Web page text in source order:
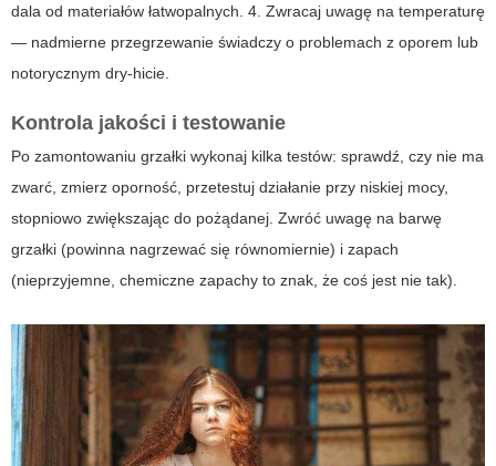
dala od materiałów łatwopalnych. 4. Zwracaj uwagę na temperaturę
— nadmierne przegrzewanie świadczy o problemach z oporem lub
notorycznym dry-hicie.
Kontrola jakości i testowanie
Po zamontowaniu grzałki wykonaj kilka testów: sprawdź, czy nie ma
zwarć, zmierz oporność, przetestuj działanie przy niskiej mocy,
stopniowo zwiększając do pożądanej. Zwróć uwagę na barwę
grzałki (powinna nagrzewać się równomiernie) i zapach
(nieprzyjemne, chemiczne zapachy to znak, że coś jest nie tak).